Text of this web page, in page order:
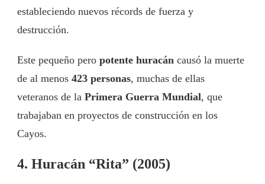
estableciendo nuevos récords de fuerza y
destrucción.
Este pequeño pero potente huracán causó la muerte
de al menos 423 personas, muchas de ellas
veteranos de la Primera Guerra Mundial, que
trabajaban en proyectos de construcción en los
Cayos.
4. Huracán “Rita” (2005)